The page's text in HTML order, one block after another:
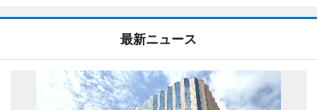
最新ニュース